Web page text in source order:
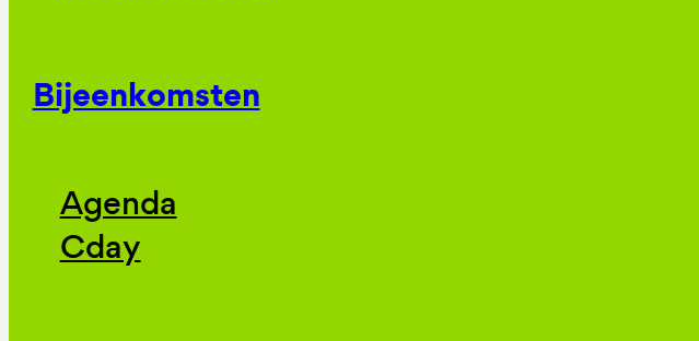
Bijeenkomsten
Agenda
Cday